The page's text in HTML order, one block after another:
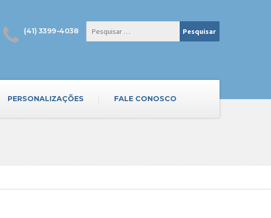
(41) 3399-4038
PERSONALIZAÇÕES FALE CONOSCO